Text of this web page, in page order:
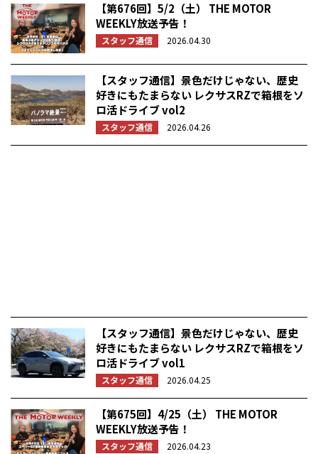
【第676回】5/2（土） THE MOTOR
WEEKLY放送予告！
スタッフ通信 2026.04.30
【スタッフ通信】景色だけじゃない、歴史
好きにもたまらない レクサスRZで箱根をソ
ロ活ドライブ vol2
スタッフ通信 2026.04.26
【スタッフ通信】景色だけじゃない、歴史
好きにもたまらない レクサスRZで箱根をソ
ロ活ドライブ vol1
スタッフ通信 2026.04.25
【第675回】4/25（土） THE MOTOR
WEEKLY放送予告！
スタッフ通信 2026.04.23